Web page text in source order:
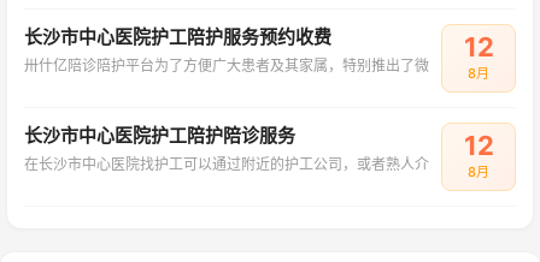
长沙市中心医院护工陪护服务预约收费
卅什亿陪诊陪护平台为了方便广大患者及其家属，特别推出了微
12
8月
长沙市中心医院护工陪护陪诊服务
在长沙市中心医院找护工可以通过附近的护工公司，或者熟人介
12
8月